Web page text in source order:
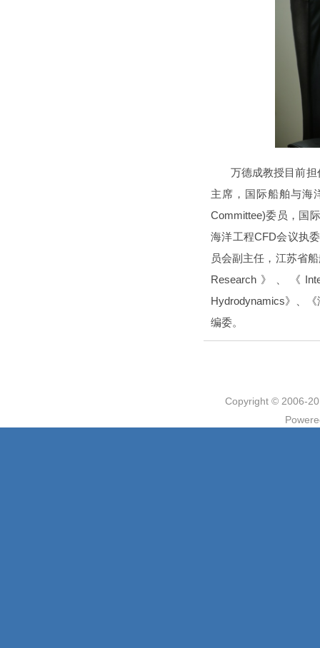
万德成教授目前
主席，国际船舶与海
Committee)委员，国
海洋工程CFD会议执
员会副主任，江苏省
Research》、《
Hydrodynamics》、
编委。
Copyright © 2006-